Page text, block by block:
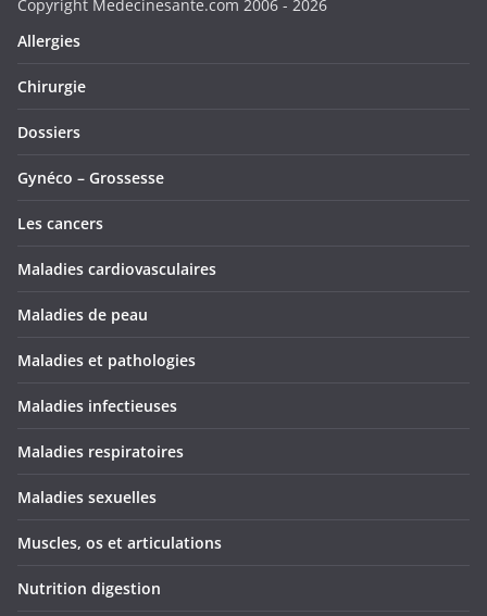
Copyright Medecinesante.com 2006 - 2026
Allergies
Chirurgie
Dossiers
Gynéco – Grossesse
Les cancers
Maladies cardiovasculaires
Maladies de peau
Maladies et pathologies
Maladies infectieuses
Maladies respiratoires
Maladies sexuelles
Muscles, os et articulations
Nutrition digestion